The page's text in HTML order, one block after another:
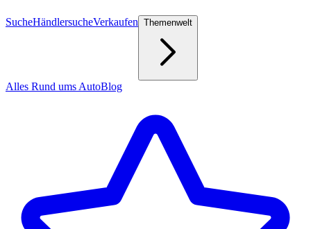
SucheHändlersucheVerkaufen Themenwelt
Alles Rund ums AutoBlog